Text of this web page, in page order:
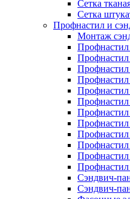
Сетка
Сетка
Профнастил и
Монтаж
Сэндвич-
Сэндвич-